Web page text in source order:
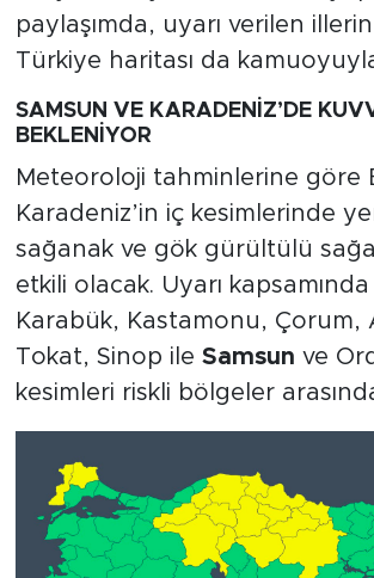
paylaşımda, uyarı verilen illerin
Türkiye haritası da kamuoyuyla
SAMSUN VE KARADENİZ’DE
BEKLENİYOR
Meteoroloji tahminlerine göre
Karadeniz’in iç kesimlerinde
sağanak ve gök gürültülü
etkili olacak. Uyarı
Karabük, Kastamonu, Çorum,
Tokat, Sinop ile Samsun ve
kesimleri riskli bölgeler